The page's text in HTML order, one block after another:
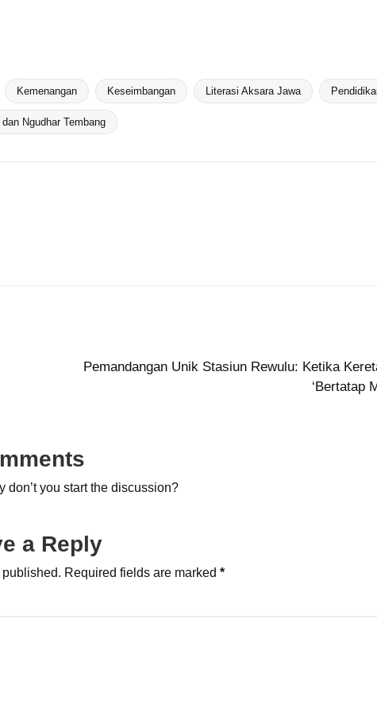
Kemenangan Keseimbangan Literasi Aksara Jawa
Ngudhar Tembang
Pemandangan Unik Stasiun Rewulu: Ketika
‘Bertatap
don’t you start the discussion?
a Reply
Required fields are marked *